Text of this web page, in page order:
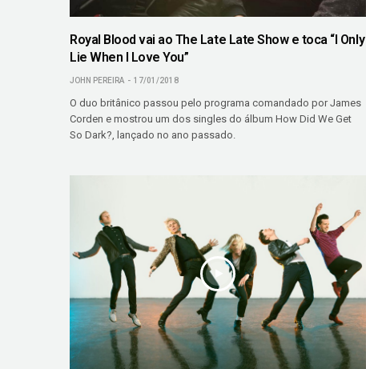
Royal Blood vai ao The Late Late Show e toca “I Only
Lie When I Love You”
JOHN PEREIRA 17/01/2018
O duo britânico passou pelo programa comandado por James
Corden e mostrou um dos singles do álbum How Did We Get
So Dark?, lançado no ano passado.